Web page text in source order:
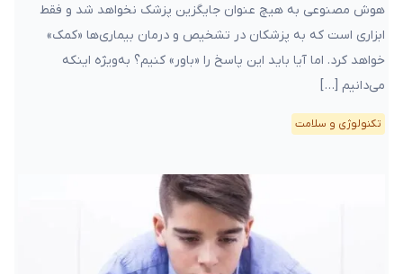
هوش مصنوعی به هیچ عنوان جایگزین پزشک نخواهد شد و فقط
ابزاری است که به پزشکان در تشخیص و درمان بیماری‌ها «کمک»
خواهد کرد. اما آیا باید این پاسخ را «باور» کنیم؟ به‌ویژه اینکه
می‌دانیم […]
تکنولوژی و سلامت